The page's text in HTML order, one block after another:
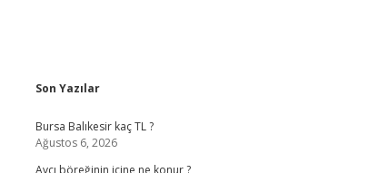
Sidebar
Son Yazılar
Bursa Balıkesir kaç TL ?
Ağustos 6, 2026
Avcı böreğinin içine ne konur ?